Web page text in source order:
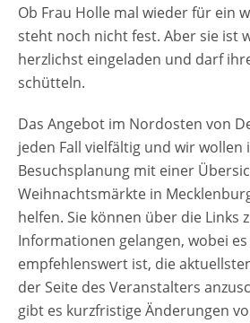
Ob Frau Holle mal wieder für ein
steht noch nicht fest. Aber sie ist
herzlichst eingeladen und darf
schütteln.
Das Angebot im Nordosten von
jeden Fall vielfältig und wir
Besuchsplanung mit einer
Weihnachtsmärkte in
helfen. Sie können über die Links
Informationen gelangen, wobei
empfehlenswert ist, die
der Seite des Veranstalters
gibt es kurzfristige Änderungen